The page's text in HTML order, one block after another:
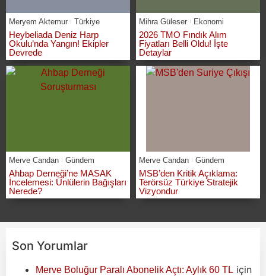
Meryem Aktemur Türkiye
Heybeliada Deniz Harp
Okulu’nda Yangın! Ekipler
Devrede
Mihra Güleser Ekonomi
2026 TMO Fındık Alım
Fiyatları Belli Oldu! İşte
Detaylar
Merve Candan Gündem
Ahbap Derneği’ne MASAK
İncelemesi: Ünlülerin Bağışları
Nerede?
Merve Candan Gündem
MSB’den Kritik Açıklama:
Terörsüz Türkiye Stratejik
Vizyondur
Son Yorumlar
Merve Boluğur Paralı Abonelik Açtı: Aylık 60 TL için